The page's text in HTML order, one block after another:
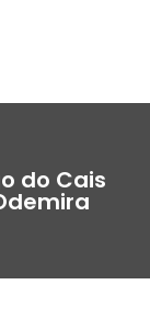
do Cais